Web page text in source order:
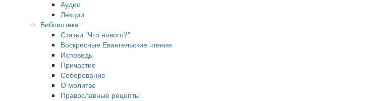
Аудио
Лекции
Библиотека
Статьи "Что нового?"
Воскресные Евангельские чтения
Исповедь
Причастие
Соборование
О молитве
Православные рецепты